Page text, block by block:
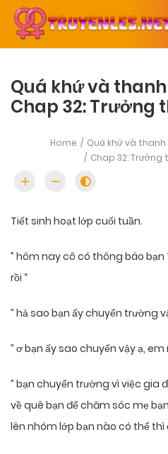
Quá khứ và
Chap 32: Trưởng
Home
Quá khứ và
Chap 32: Trưởng
Tiết sinh hoạt lớp cuối tuần.
” hôm nay cô có thông báo
rồi “
” hả sao bạn ấy chuyển trường
” ơ bạn ấy sao chuyển vậy ạ, em
” bạn chuyển trường vì việc gia
về quê bạn để chăm sóc mẹ
lên nhóm lớp bạn nào có thể thì